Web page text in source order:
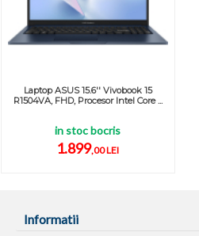
Laptop ASUS 15.6'' Vivobook 15
R1504VA, FHD, Procesor Intel Core ...
in stoc bocris
1.899,00 LEI
Informatii